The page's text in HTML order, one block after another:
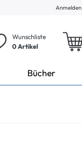
Anmelden
Wunschliste
0 Artikel
Bücher